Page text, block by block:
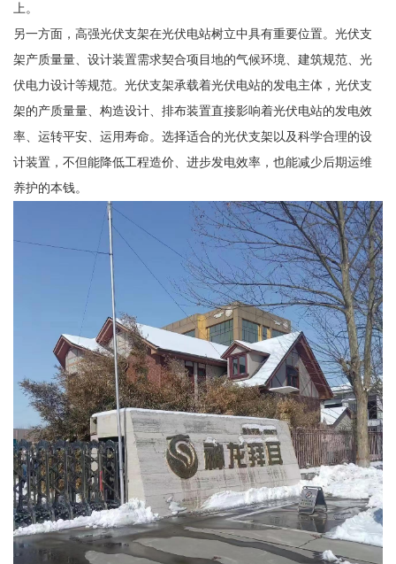
上。
另一方面，高强光伏支架在光伏电站树立中具有重要位置。光伏支
架产质量量、设计装置需求契合项目地的气候环境、建筑规范、光
伏电力设计等规范。光伏支架承载着光伏电站的发电主体，光伏支
架的产质量量、构造设计、排布装置直接影响着光伏电站的发电效
率、运转平安、运用寿命。选择适合的光伏支架以及科学合理的设
计装置，不但能降低工程造价、进步发电效率，也能减少后期运维
养护的本钱。